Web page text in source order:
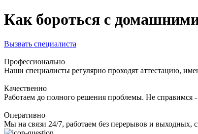
Как бороться с
Вызвать специалиста
Профессионально
Наши специалисты регулярно проходят аттестацию,
Качественно
Работаем до полного решения проблемы. Не справимся -
Оперативно
Мы на связи 24/7, работаем без перерывов и выходных,